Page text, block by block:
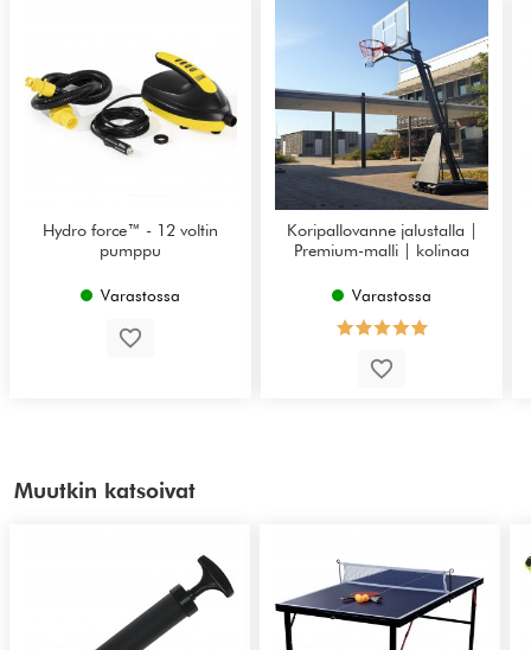
Hydro force™ - 12 voltin
pumppu
Varastossa
Koripallovanne jalustalla |
Premium-malli | kolinaa
Varastossa
Muutkin katsoivat